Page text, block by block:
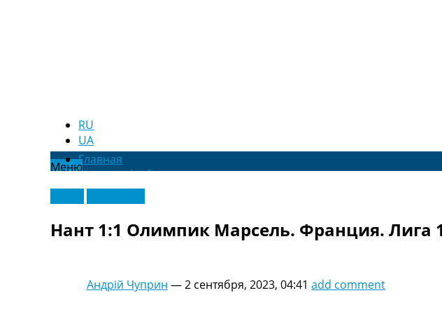
RU
UA
МенюГлавная
Новости футбола
Видео
Трансферы
Новости футбола Украины
Последние комментарии
Рейтинги
Нант 1:1 Олимпик Марсель. Франция. Лига
Андрій Чуприн —2 сентября, 2023, 04:41 add comment